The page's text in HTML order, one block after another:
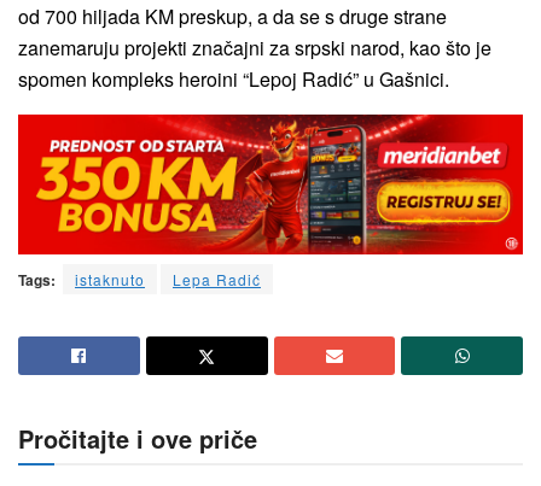
od 700 hiljada KM preskup, a da se s druge strane
zanemaruju projekti značajni za srpski narod, kao što je
spomen kompleks heroini “Lepoj Radić” u Gašnici.
Tags: istaknuto Lepa Radić
Pročitajte i ove priče